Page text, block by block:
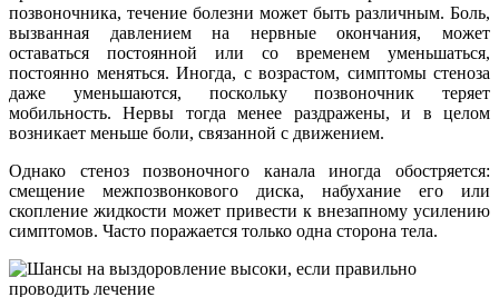
позвоночника, течение болезни может быть различным. Боль,
вызванная давлением на нервные окончания, может
оставаться постоянной или со временем уменьшаться,
постоянно меняться. Иногда, с возрастом, симптомы стеноза
даже уменьшаются, поскольку позвоночник теряет
мобильность. Нервы тогда менее раздражены, и в целом
возникает меньше боли, связанной с движением.
Однако стеноз позвоночного канала иногда обостряется:
смещение межпозвонкового диска, набухание его или
скопление жидкости может привести к внезапному усилению
симптомов. Часто поражается только одна сторона тела.